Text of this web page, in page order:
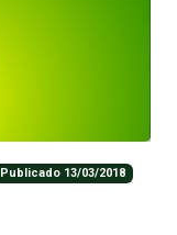
Publicado 13/03/2018